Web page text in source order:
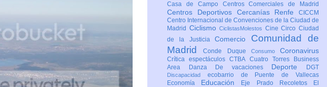
Casa de Campo Centros Comerciales de Madrid
Centros Deportivos Cercanías Renfe CICCM
Centro Internacional de Convenciones de la Ciudad de
Madrid CiclismoCiclistasMolestos CineCircoCiudad
de la JusticiaComercio Comunidad de
MadridConde Duque Consumo Coronavirus
Crítica espectáculosCTBA Cuatro Torres Business
Area
Danza De vacaciones Deporte DGT
Discapacidad ecobarrio de Puente de Vallecas
Economía Educación Eje Prado Recoletos
El